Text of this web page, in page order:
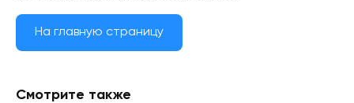
На главную страницу
Смотрите также